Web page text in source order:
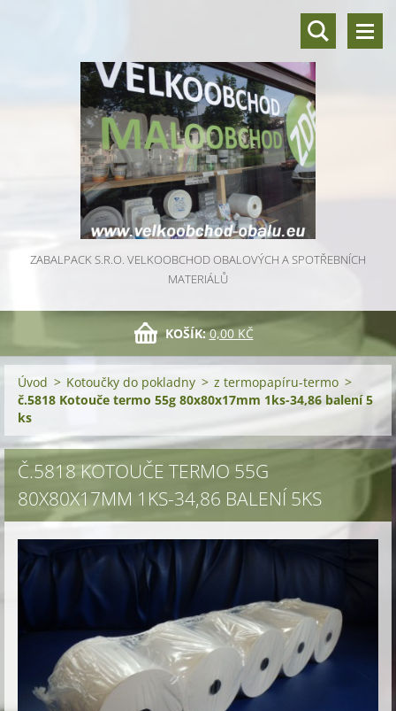
ZABALPACK S.R.O. VELKOOBCHOD OBALOVÝCH A SPOTŘEBNÍCH
MATERIÁLŮ
KOŠÍK: 0,00 KČ
Úvod > Kotoučky do pokladny > z termopapíru-termo >
č.5818 Kotouče termo 55g 80x80x17mm 1ks-34,86 balení 5
ks
Č.5818 KOTOUČE TERMO 55G
80X80X17MM 1KS-34,86 BALENÍ 5KS